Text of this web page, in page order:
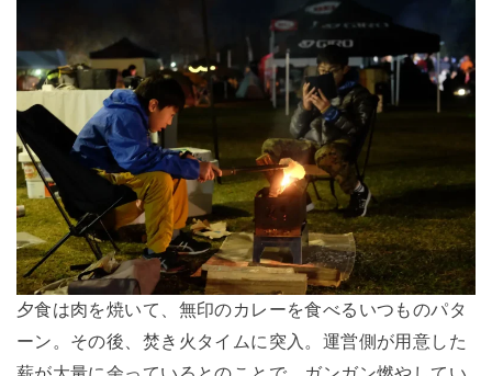
夕食は肉を焼いて、無印のカレーを食べるいつものパタ
ーン。その後、焚き火タイムに突入。運営側が用意した